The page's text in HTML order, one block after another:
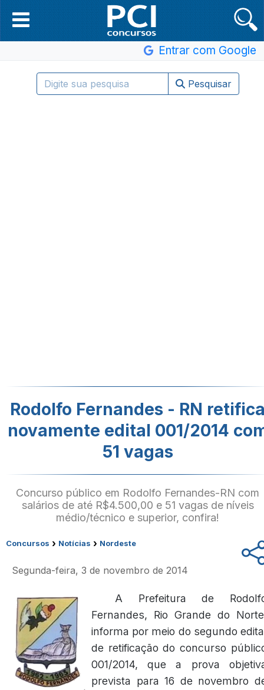
Entrar com Google
Pesquisar
Rodolfo Fernandes - RN
novamente edital 001/2014
51 vagas
Concurso público em Rodolfo Fernandes-RN com
salários de até R$4.500,00 e 51 vagas de níveis
médio/técnico e superior, confira!
Concursos › Notícias › Nordeste
Segunda-feira, 3 de novembro de 2014
A Prefeitura de
Fernandes, Rio Grande do
informa por meio do segundo
de retificação do concurso
001/2014, que a prova
prevista para 16 de novembro